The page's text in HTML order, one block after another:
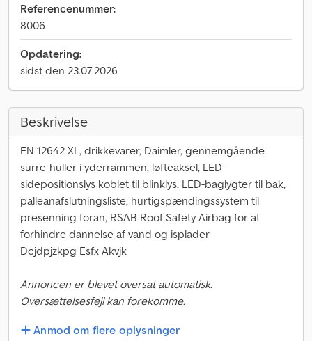
Referencenummer:
8006
Opdatering:
sidst den 23.07.2026
Beskrivelse
EN 12642 XL, drikkevarer, Daimler, gennemgående
surre-huller i yderrammen, løfteaksel, LED-
sidepositionslys koblet til blinklys, LED-baglygter til bak,
palleanafslutningsliste, hurtigspændingssystem til
presenning foran, RSAB Roof Safety Airbag for at
forhindre dannelse af vand og isplader
Dcjdpjzkpg Esfx Akvjk
Annoncen er blevet oversat automatisk.
Oversættelsesfejl kan forekomme.
Anmod om flere oplysninger